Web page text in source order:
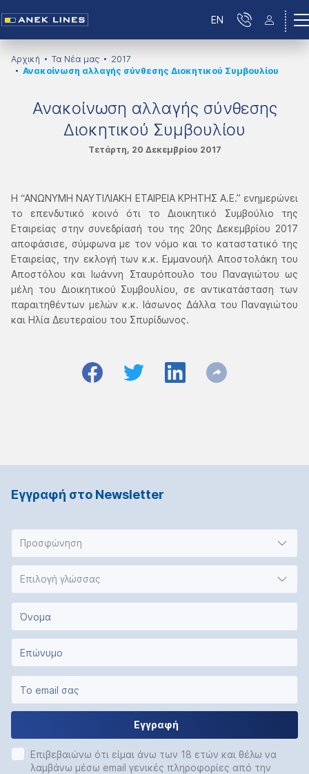
EN
Αρχική Τα Νέα μας
2017
Ανακοίνωση αλλαγής σύνθεσης Διοκητικού Συμβουλίου
Ανακοίνωση αλλαγής σύνθεσης
Διοκητικού Συμβουλίου
Τετάρτη, 20 Δεκεμβρίου 2017
Η “ΑΝΩΝΥΜΗ ΝΑΥΤΙΛΙΑΚΗ ΕΤΑΙΡΕΙΑ ΚΡΗΤΗΣ Α.Ε.” ενημερώνει
το επενδυτικό κοινό ότι το Διοικητικό Συμβούλιο της
Εταιρείας στην συνεδρίασή του της 20ης Δεκεμβρίου 2017
αποφάσισε, σύμφωνα με τον νόμο και το καταστατικό της
Εταιρείας, την εκλογή των κ.κ. Εμμανουήλ Αποστολάκη του
Αποστόλου και Ιωάννη Σταυρόπουλο του Παναγιώτου ως
μέλη του Διοικητικού Συμβουλίου, σε αντικατάσταση των
παραιτηθέντων μελών κ.κ. Ιάσωνος Δάλλα του Παναγιώτου
και Ηλία Δευτεραίου του Σπυρίδωνος.
Εγγραφή στο Νewsletter
Προσφώνηση
Επιλογή γλώσσας
Εγγραφή
Επιβεβαιώνω ότι είμαι άνω των 18 ετών και θέλω να
λαμβάνω μέσω email γενικές πληροφορίες από την